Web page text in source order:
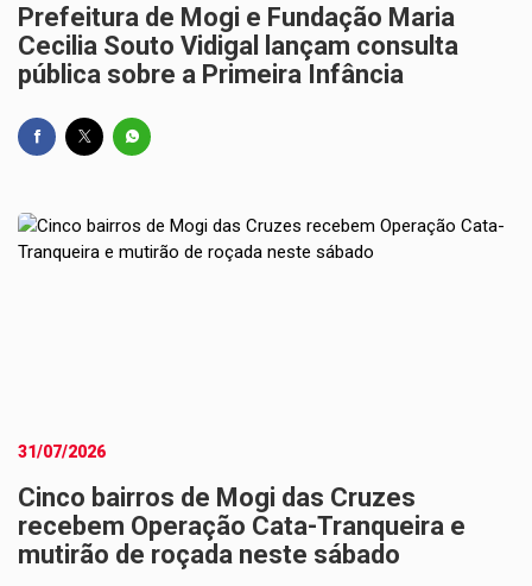
Prefeitura de Mogi e Fundação Maria
Cecilia Souto Vidigal lançam consulta
pública sobre a Primeira Infância
31/07/2026
Cinco bairros de Mogi das Cruzes
recebem Operação Cata-Tranqueira e
mutirão de roçada neste sábado